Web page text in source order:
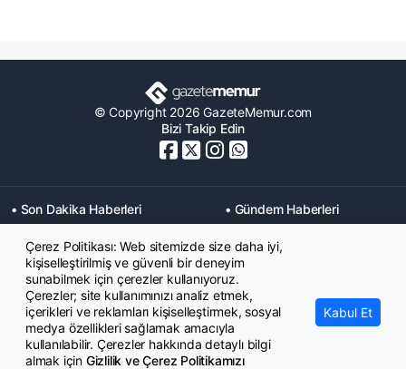
© Copyright 2026 GazeteMemur.com
Bizi Takip Edin
• Son Dakika Haberleri
• Gündem Haberleri
• Memurlar Haberleri
• KPSS Haberleri
• Ekonomi Haberleri
• Eğitim Haberleri
• Yaşam Haberleri
• Maaş Verileri Haberleri
• Mahkeme Kararları
Haberleri
Çerez Politikası: Web sitemizde size daha iyi,
kişiselleştirilmiş ve güvenli bir deneyim
sunabilmek için çerezler kullanıyoruz.
Çerezler; site kullanımınızı analiz etmek,
içerikleri ve reklamları kişiselleştirmek, sosyal
medya özellikleri sağlamak amacıyla
kullanılabilir. Çerezler hakkında detaylı bilgi
almak için Gizlilik ve Çerez Politikamızı
Kabul Et